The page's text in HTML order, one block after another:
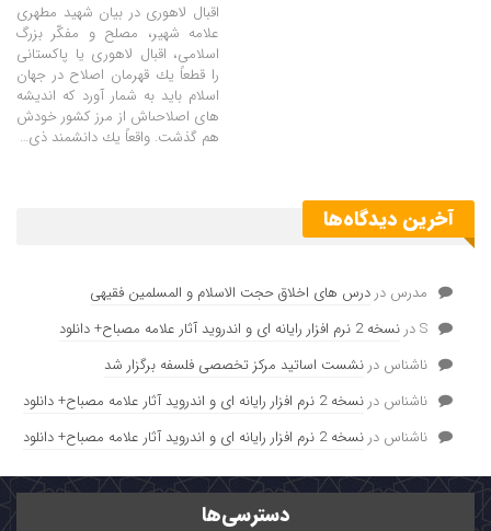
اقبال لاهوری در بیان شهید مطهری
علامه شهير، مصلح و مفكّر بزرگ
اسلامى، اقبال لاهورى‏ یا پاكستانى
را قطعاً يك قهرمان اصلاح در جهان
اسلام بايد به شمار آورد كه انديشه‏
هاى اصلاحى‏اش از مرز كشور خودش
هم گذشت. واقعاً يك دانشمند ذى…
آخرین دیدگاه‌ها
مدرس در درس های اخلاق حجت الاسلام و المسلمین فقیهی
Sدر نسخه 2 نرم افزار رایانه ای و اندروید آثار علامه مصباح+ دانلود
ناشناس در نشست اساتید مرکز تخصصی فلسفه برگزار شد
ناشناس در نسخه 2 نرم افزار رایانه ای و اندروید آثار علامه مصباح+ دانلود
ناشناس در نسخه 2 نرم افزار رایانه ای و اندروید آثار علامه مصباح+ دانلود
دسترسی‌ها